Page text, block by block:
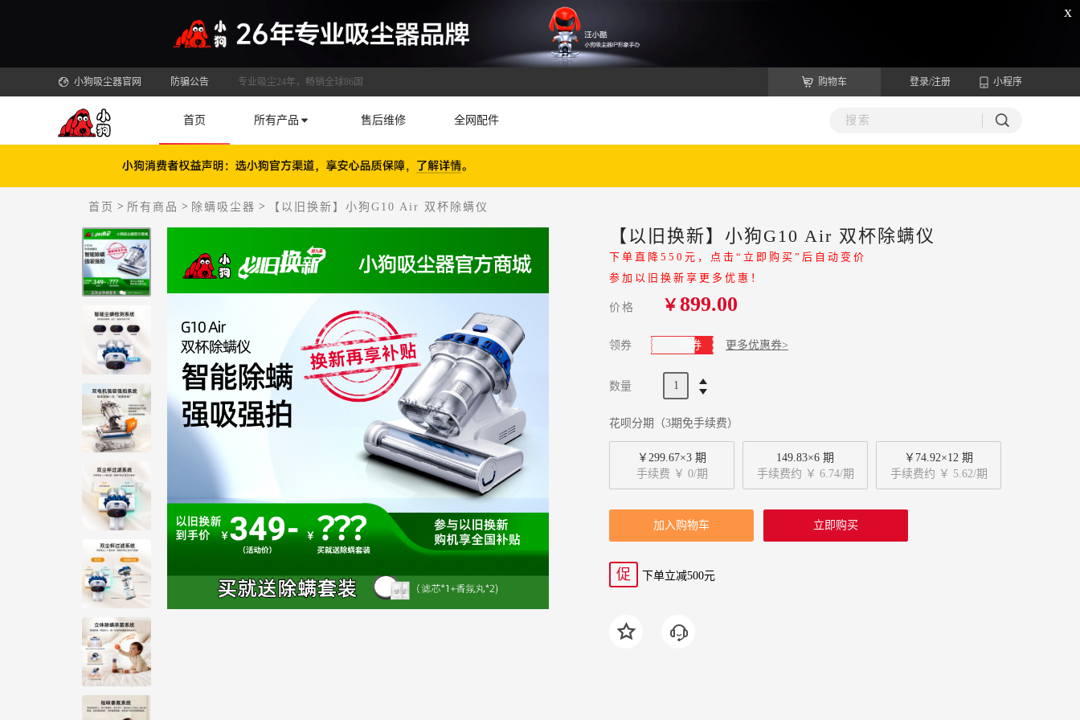
x
小狗吸尘器官网 防骗公告 专业吸尘24年，畅销全球86国 购物车 登录/注册 小程序
首页 所有产品 售后维修 全网配件
首页 > 所有商品 > 除螨吸尘器 > 【以旧换新】小狗G10 Air 双杯除螨仪
【以旧换新】小狗G10 Air 双杯除螨仪
下单直降550元，点击“立即购买”后自动变价
参加以旧换新享更多优惠！
价格 ￥899.00
领券 领券 更多优惠券>
数量
花呗分期（3期免手续费）
￥299.67×3 期
手续费 ￥ 0/期
149.83×6 期
手续费约 ￥ 6.74/期
￥74.92×12 期
手续费约 ￥ 5.62/期
立即购买
加入购物车
促 下单立减500元